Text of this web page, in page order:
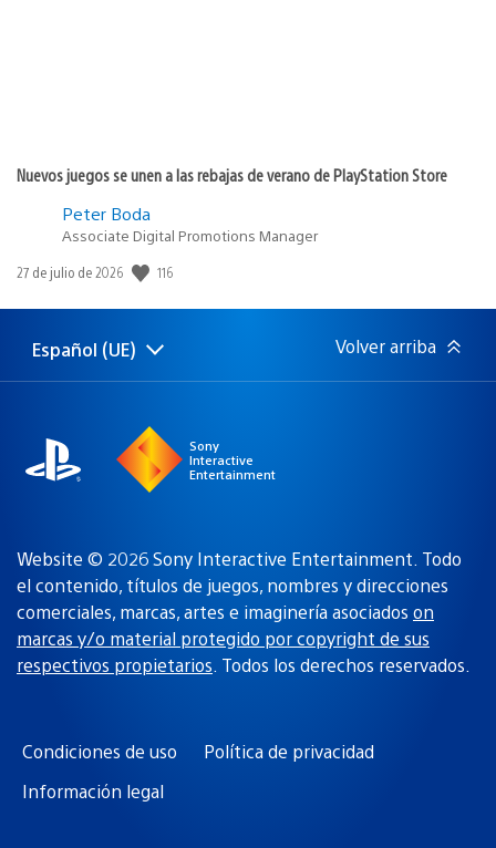
Nuevos juegos se unen a las rebajas de verano de PlayStation Store
Peter Boda
Associate Digital Promotions Manager
Fecha
publicación:
27 de julio de 2026 116
Selecciona
una
Región
actual:
Español (UE) Volver arriba
Sony
Interactive
Entertainment
Website © 2026 Sony Interactive Entertainment. Todo
el contenido, títulos de juegos, nombres y direcciones
comerciales, marcas, artes e imaginería asociados on
marcas y/o material protegido por copyright de sus
respectivos propietarios. Todos los derechos reservados.
Condiciones de uso
Política de privacidad
Información legal